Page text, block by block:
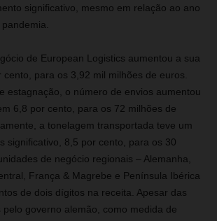
significativo, mesmo em relação ao ano
de European Logistics aumentou a sua
para os 3,92 mil milhões de euros.
estagnação, o número de envios aumentou
6,8 por cento, para os 72 milhões de
a tonelagem transportada teve um
significativo, 8,5 por cento, para os 30
de negócio regionais – Alemanha,
França & Magrebe e Península Ibérica
de dois dígitos na receita. Apesar das
pelo governo alemão, como medida de